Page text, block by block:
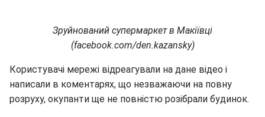
Зруйнований супермаркет в Макіївці
(facebook.com/den.kazansky)
Користувачі мережі відреагували на дане відео і
написали в коментарях, що незважаючи на повну
розруху, окупанти ще не повністю розібрали будинок.